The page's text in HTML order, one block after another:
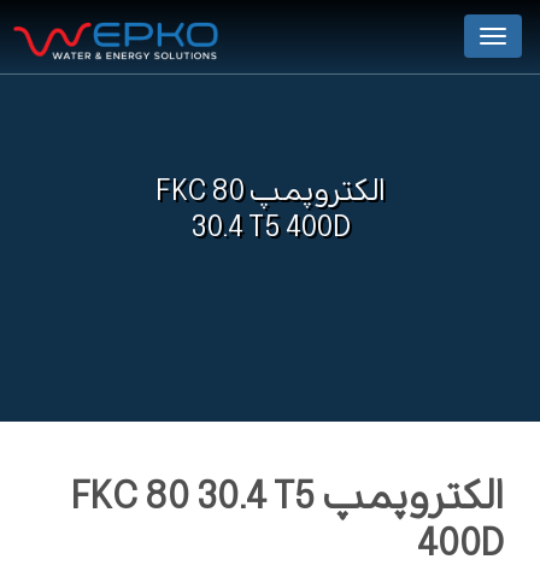
Menu
الکتروپمپ FKC 80
30.4 T5 400D
الکتروپمپ FKC 80 30.4 T5
400D